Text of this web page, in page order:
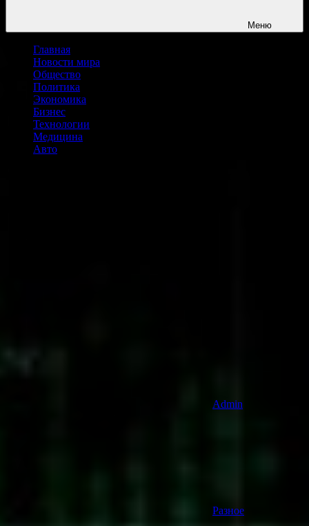
Меню
Главная
Новости мира
Общество
Политика
Экономика
Бизнес
Технологии
Медицина
Авто
Admin
Разное